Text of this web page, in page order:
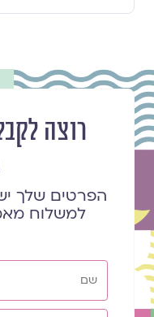
רוצה
הפרטים שלך
למשלוח